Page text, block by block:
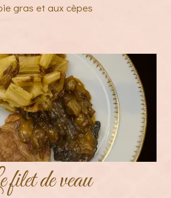
gras et aux cèpes
de veau